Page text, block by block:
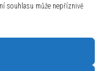
souhlasu může nepříznivě
pozlacený žlutým